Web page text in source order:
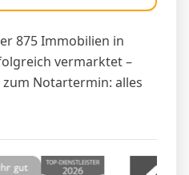
875 Immobilien in
vermarktet –
Notartermin: alles